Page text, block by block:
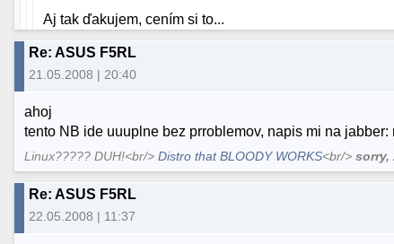
Aj tak ďakujem, cením si to...
Re: ASUS F5RL
21.05.2008 | 20:40
ahoj
tento NB ide uuuplne bez prroblemov, napis mi na
Linux????? DUH!<br/>Distro that BLOODY WORKS<br/>sorry,
Re: ASUS F5RL
22.05.2008 | 11:37